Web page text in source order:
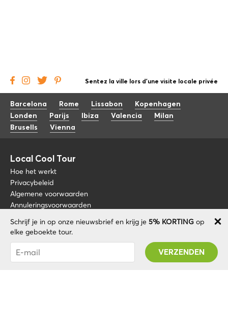
Schrijf je in op onze nieuwsbrief en krijg je 5% KORTING op
elke geboekte tour.
Je bent succesvol geabonneerd! U ontvangt uw
Promo code na validatie van uw account!
Sentez la ville lors d'une visite locale privée
Barcelona Rome Lissabon
Kopenhagen
Londen
Parijs Ibiza Valencia
Milan
Brusells
Vienna
Local Cool Tour
Hoe het werkt
Privacybeleid
Algemene voorwaarden
Annuleringsvoorwaarden
Blog
Over nos
FAQ
Word een gids
+34 675 176 220